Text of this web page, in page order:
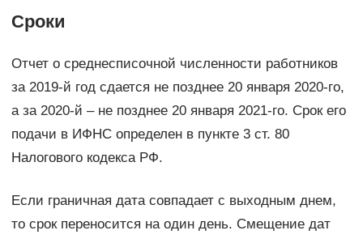
Сроки
Отчет о среднесписочной численности работников
за 2019-й год сдается не позднее 20 января 2020-го,
а за 2020-й – не позднее 20 января 2021-го. Срок его
подачи в ИФНС определен в пункте 3 ст. 80
Налогового кодекса РФ.
Если граничная дата совпадает с выходным днем,
то срок переносится на один день. Смещение дат